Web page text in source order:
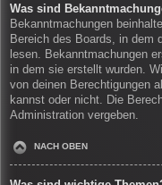
Was sind
Bekanntmachungen
Bereich des Boards, in dem
lesen. Bekanntmachungen
in dem sie erstellt wurden.
von deinen Berechtigungen
kannst oder nicht. Die
Administration vergeben.
NACH OBEN